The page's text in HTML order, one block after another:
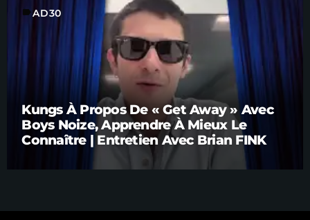
labelAD30
Kungs À Propos De « Get Away » Avec
Boys Noize, Apprendre À Mieux Le
Connaître | Entretien Avec Brian FINK